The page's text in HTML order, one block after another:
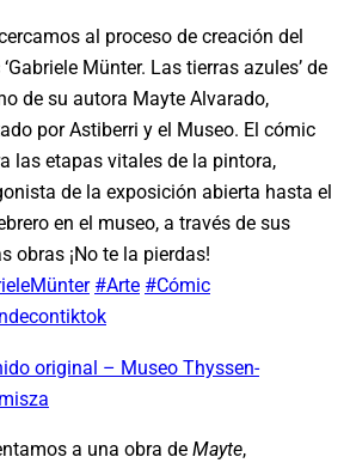
al proceso de creación del
Münter. Las tierras azules’ de
de su autora Mayte Alvarado,
por Astiberri y el Museo. El cómic
las etapas vitales de la pintora,
de la exposición abierta hasta el
en el museo, a través de sus
obras ¡No te la pierdas!
#Arte #Cómic
original – Museo Thyssen-
a una obra de Mayte,